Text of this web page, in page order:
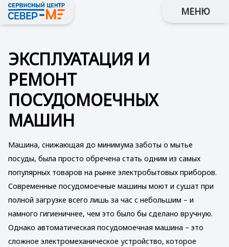
ЭКСПЛУАТАЦИЯ И
РЕМОНТ
ПОСУДОМОЕЧНЫХ
МАШИН
Машина, снижающая до минимума заботы о мытье
посуды, была просто обречена стать одним из самых
популярных товаров на рынке электробытовых приборов.
Современные посудомоечные машины моют и сушат при
полной загрузке всего лишь за час с небольшим – и
намного гигиеничнее, чем это было бы сделано вручную.
Однако автоматическая посудомоечная машина – это
сложное электромеханическое устройство, которое
МЕНЮ